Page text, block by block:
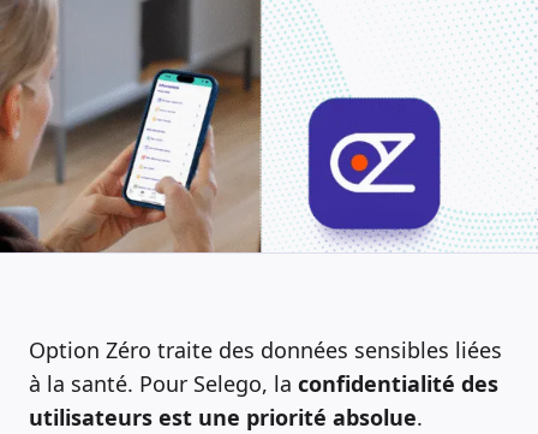
Option Zéro traite des données sensibles liées
à la santé. Pour Selego, la confidentialité des
utilisateurs est une priorité absolue.